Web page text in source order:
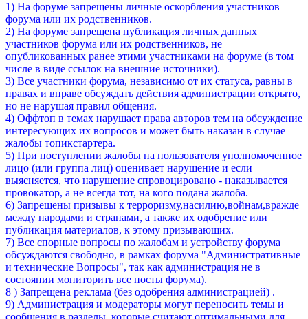
1) На форуме запрещены личные оскорбления участников
форума или их родственников.
2) На форуме запрещена публикация личных данных
участников форума или их родственников, не
опубликованных ранее этими участниками на форуме (в том
числе в виде ссылок на внешние источники).
3) Все участники форума, независимо от их статуса, равны в
правах и вправе обсуждать действия администрации открыто,
но не нарушая правил общения.
4) Оффтоп в темах нарушает права авторов тем на обсуждение
интересующих их вопросов и может быть наказан в случае
жалобы топикстартера.
5) При поступлении жалобы на пользователя уполномоченное
лицо (или группа лиц) оценивает нарушение и если
выясняется, что нарушение спровоцировано - наказывается
провокатор, а не всегда тот, на кого подана жалоба.
6) Запрещены призывы к терроризму,насилию,войнам,вражде
между народами и странами, а также их одобрение или
публикация материалов, к этому призывающих.
7) Все спорные вопросы по жалобам и устройству форума
обсуждаются свободно, в рамках форума "Административные
и технические Вопросы", так как администрация не в
состоянии мониторить все посты форума).
8 ) Запрещена реклама (без одобрения администрацией) .
9) Администрация и модераторы могут переносить темы и